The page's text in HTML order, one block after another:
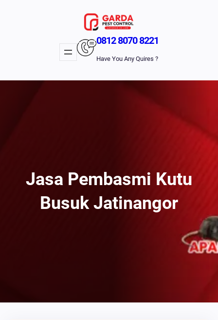
0812 8070 8221
Have You Any Quires ?
Jasa Pembasmi Kutu
Busuk Jatinangor